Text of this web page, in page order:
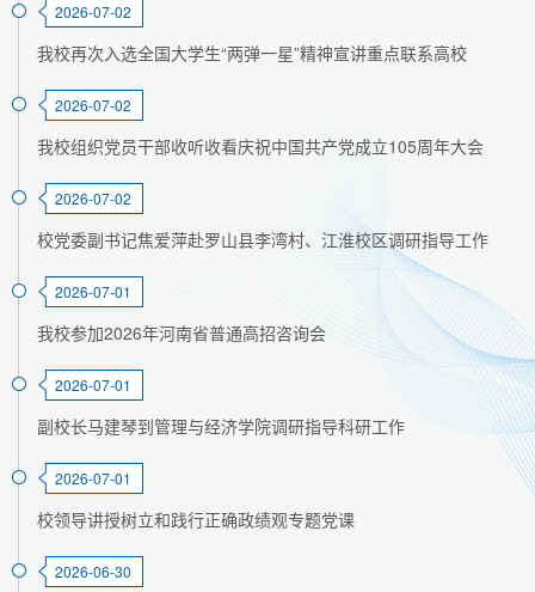
2026-07-02
我校再次入选全国大学生“两弹一星”精神宣讲重点联系高校
2026-07-02
我校组织党员干部收听收看庆祝中国共产党成立105周年大会
2026-07-02
校党委副书记焦爱萍赴罗山县李湾村、江淮校区调研指导工作
2026-07-01
我校参加2026年河南省普通高招咨询会
2026-07-01
副校长马建琴到管理与经济学院调研指导科研工作
2026-07-01
校领导讲授树立和践行正确政绩观专题党课
2026-06-30